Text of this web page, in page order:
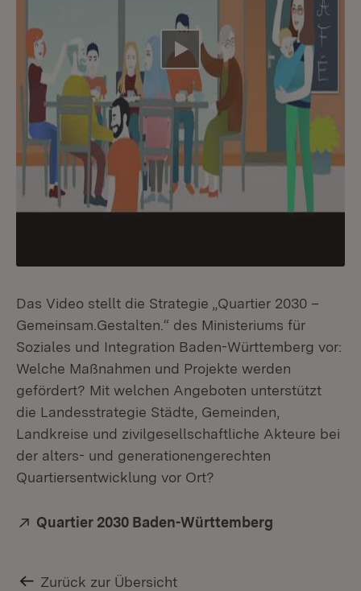
Video abspielen
Das Video stellt die Strategie „Quartier 2030 –
Gemeinsam.Gestalten.“ des Ministeriums für
Soziales und Integration Baden-Württemberg vor:
Welche Maßnahmen und Projekte werden
gefördert? Mit welchen Angeboten unterstützt
die Landesstrategie Städte, Gemeinden,
Landkreise und zivilgesellschaftliche Akteure bei
der alters- und generationengerechten
Quartiersentwicklung vor Ort?
Extern:
Quartier 2030 Baden-Württemberg
Zurück zur Übersicht